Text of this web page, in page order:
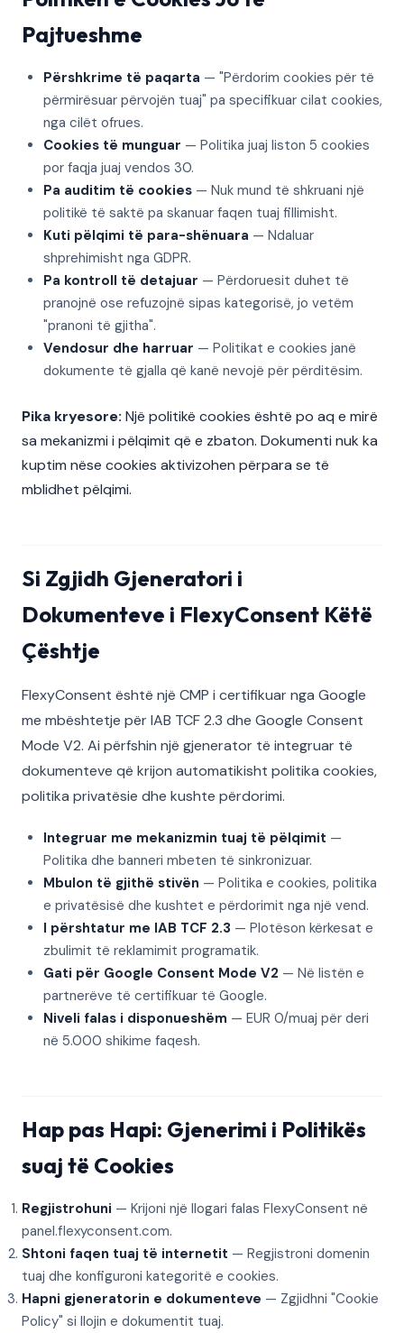
Pajtueshme
Përshkrime të paqarta — "Përdorim cookies për të
përmirësuar përvojën tuaj" pa specifikuar cilat cookies,
nga cilët ofrues.
Cookies të munguar — Politika juaj liston 5 cookies
por faqja juaj vendos 30.
Pa auditim të cookies — Nuk mund të shkruani një
politikë të saktë pa skanuar faqen tuaj fillimisht.
Kuti pëlqimi të para-shënuara — Ndaluar
shprehimisht nga GDPR.
Pa kontroll të detajuar — Përdoruesit duhet të
pranojnë ose refuzojnë sipas kategorisë, jo vetëm
"pranoni të gjitha".
Vendosur dhe harruar — Politikat e cookies janë
dokumente të gjalla që kanë nevojë për përditësim.
Pika kryesore: Një politikë cookies është po aq e mirë
sa mekanizmi i pëlqimit që e zbaton. Dokumenti nuk ka
kuptim nëse cookies aktivizohen përpara se të
mblidhet pëlqimi.
Si Zgjidh Gjeneratori i
Dokumenteve i FlexyConsent Këtë
Çështje
FlexyConsent është një CMP i certifikuar nga Google
me mbështetje për IAB TCF 2.3 dhe Google Consent
Mode V2. Ai përfshin një gjenerator të integruar të
dokumenteve që krijon automatikisht politika cookies,
politika privatësie dhe kushte përdorimi.
Integruar me mekanizmin tuaj të pëlqimit —
Politika dhe banneri mbeten të sinkronizuar.
Mbulon të gjithë stivën — Politika e cookies, politika
e privatësisë dhe kushtet e përdorimit nga një vend.
I përshtatur me IAB TCF 2.3 — Plotëson kërkesat e
zbulimit të reklamimit programatik.
Gati për Google Consent Mode V2 — Në listën e
partnerëve të certifikuar të Google.
Niveli falas i disponueshëm — EUR 0/muaj për deri
në 5.000 shikime faqesh.
Hap pas Hapi: Gjenerimi i Politikës
suaj të Cookies
Regjistrohuni — Krijoni një llogari falas FlexyConsent në
panel.flexyconsent.com.
Shtoni faqen tuaj të internetit — Regjistroni domenin
tuaj dhe konfiguroni kategoritë e cookies.
Hapni gjeneratorin e dokumenteve — Zgjidhni "Cookie
Policy" si llojin e dokumentit tuaj.